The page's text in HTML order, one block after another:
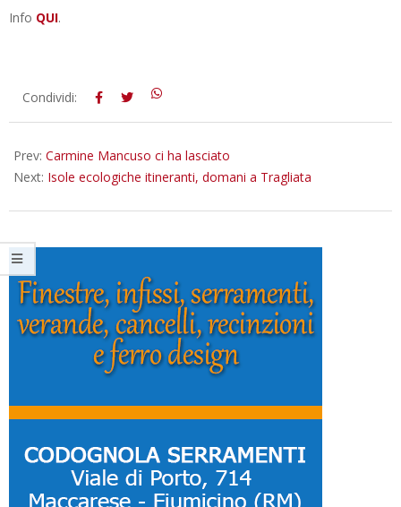
Info QUI.
2023-
Condividi:
Prev: Carmine Mancuso ci ha lasciato
Next: Isole ecologiche itineranti, domani a Tragliata